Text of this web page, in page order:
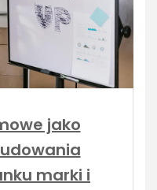
jako
marki i